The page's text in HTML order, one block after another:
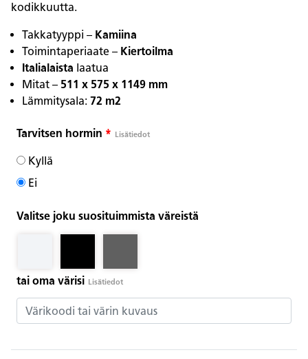
kodikkuutta.
Takkatyyppi – Kamiina
Toimintaperiaate – Kiertoilma
Italialaista laatua
Mitat – 511 x 575 x 1149 mm
Lämmitysala: 72 m2
Tarvitsen hormin * Lisätiedot
Kyllä
Ei
Valitse joku suosituimmista väreistä
tai oma värisi Lisätiedot